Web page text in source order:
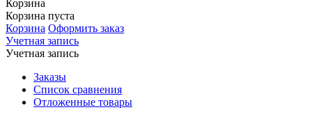
Корзина
Корзина пуста
Корзина Оформить заказ
Учетная запись
Учетная запись
Заказы
Список сравнения
Отложенные товары